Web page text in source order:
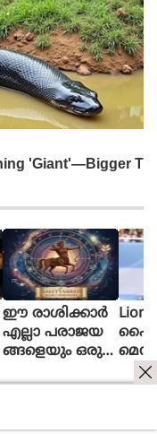
ഈ രാശിക്കാര്‍
എല്ലാ പരാജയ
ങ്ങളെയും ഒരു
വാക്കി മാറ്റുന്നു
ണ